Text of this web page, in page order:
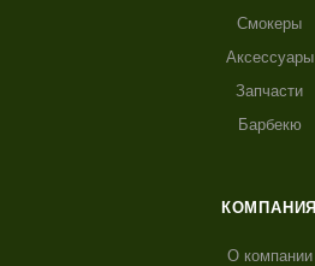
Смокеры
Аксессуары
Запчасти
Барбекю
КОМПАНИЯ
О компании